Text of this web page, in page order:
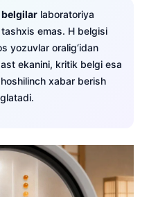
belgilar laboratoriya
emas. H belgisi
yozuvlar oralig‘idan
ekanini, kritik belgi esa
xabar berish